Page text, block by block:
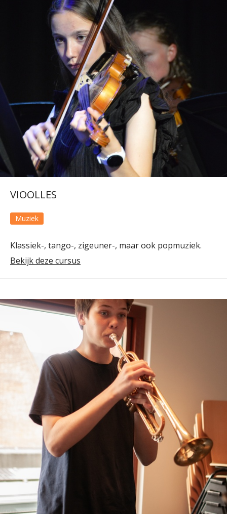
VIOOLLES
Muziek
Klassiek-, tango-, zigeuner-, maar ook popmuziek.
Bekijk deze cursus